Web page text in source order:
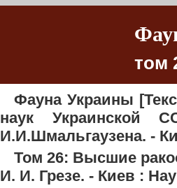
том
Фауна Украины
наук Украинской
И.И.Шмальгаузена. -
Том 26: Высшие
И. И. Грезе. - Киев :